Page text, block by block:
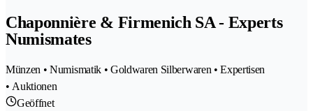
Chaponnière & Firmenich SA - Experts
Numismates
Münzen • Numismatik • Goldwaren Silberwaren • Expertisen
• Auktionen
Geöffnet